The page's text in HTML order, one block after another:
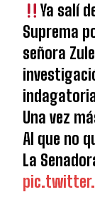
Ya salí
Suprema
señora
Una vez
Al que no
La